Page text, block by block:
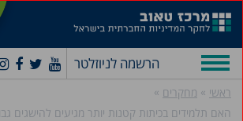
הרשמה לניוזלטר
ראשי » מחקרים »
האם תלמידים בכיתות קטנות יותר מגיעים להישגים